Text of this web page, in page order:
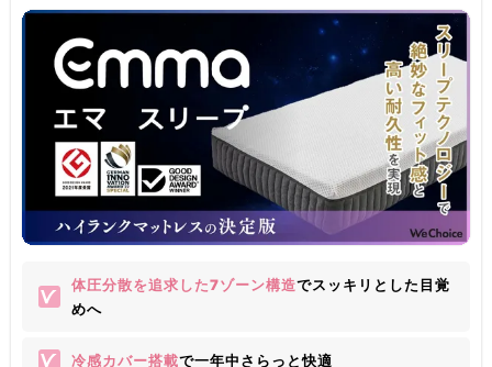
体圧分散を追求した7ゾーン構造でスッキリとした目覚
めへ
冷感カバー搭載で一年中さらっと快適